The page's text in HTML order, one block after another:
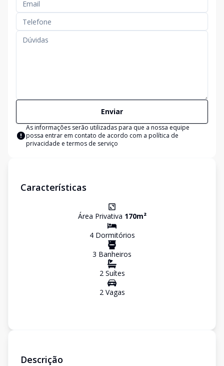
Enviar
As informações serão utilizadas para que a nossa equipe
possa entrar em contato de acordo com a política de
privacidade e termos de serviço
Características
Área Privativa 170m²
4Dormitórios
3 Banheiros
2Suítes
2Vagas
Descrição